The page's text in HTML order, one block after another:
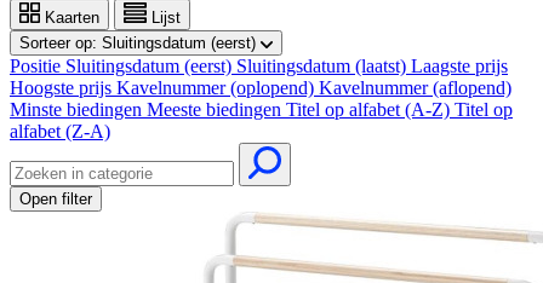
Kaarten
Lijst
Sorteer op: Sluitingsdatum (eerst)
Positie Sluitingsdatum (eerst) Sluitingsdatum (laatst) Laagste prijs
Hoogste prijs Kavelnummer (oplopend) Kavelnummer (aflopend)
Minste biedingen Meeste biedingen Titel op alfabet (A-Z) Titel op
alfabet (Z-A)
Open filter